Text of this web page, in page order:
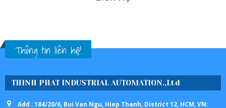
Hộp nối điện chống nước M686-S IP68
THINH PHAT INDUSTRIAL AUTOMATION.,Ltd